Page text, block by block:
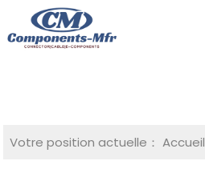
Votre position actuelle： Accueil